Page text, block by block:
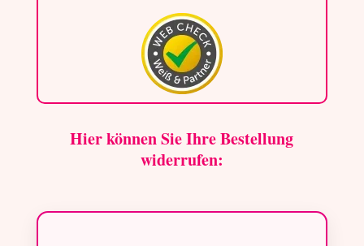
Hier können Sie Ihre Bestellung
widerrufen: